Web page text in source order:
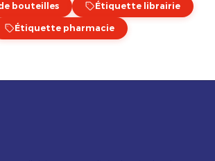
bouteilles Étiquette librairie
Étiquette pharmacie